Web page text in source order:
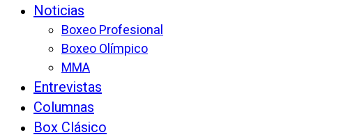
Noticias
Boxeo Profesional
Boxeo Olímpico
MMA
Entrevistas
Columnas
Box Clásico